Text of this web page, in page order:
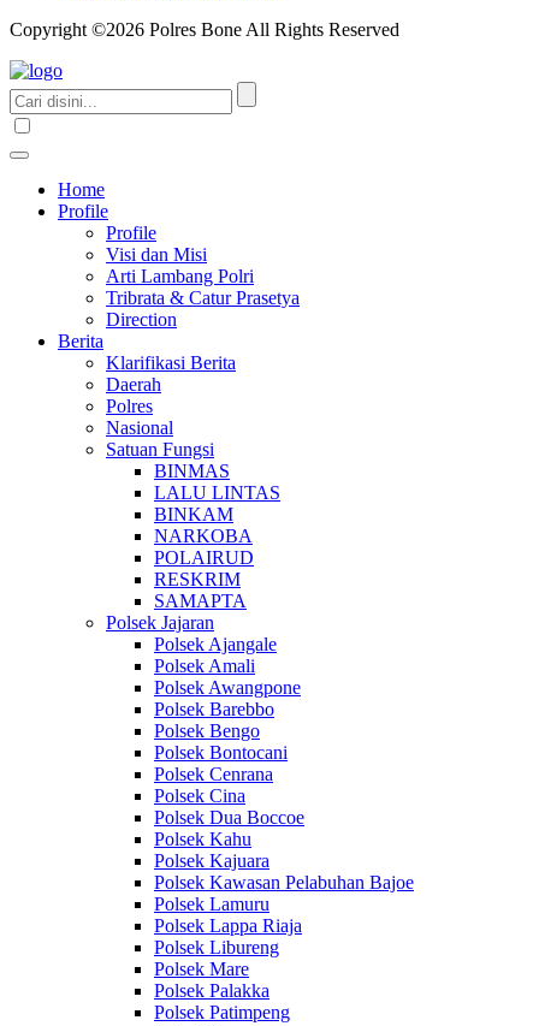
Copyright ©2026 Polres Bone All Rights Reserved
Home
Profile
Profile
Visi dan Misi
Arti Lambang Polri
Tribrata & Catur Prasetya
Direction
Berita
Klarifikasi Berita
Daerah
Polres
Nasional
Satuan Fungsi
BINMAS
LALU LINTAS
BINKAM
NARKOBA
POLAIRUD
RESKRIM
SAMAPTA
Polsek Jajaran
Polsek Ajangale
Polsek Amali
Polsek Awangpone
Polsek Barebbo
Polsek Bengo
Polsek Bontocani
Polsek Cenrana
Polsek Cina
Polsek Dua Boccoe
Polsek Kahu
Polsek Kajuara
Polsek Kawasan Pelabuhan Bajoe
Polsek Lamuru
Polsek Lappa Riaja
Polsek Libureng
Polsek Mare
Polsek Palakka
Polsek Patimpeng